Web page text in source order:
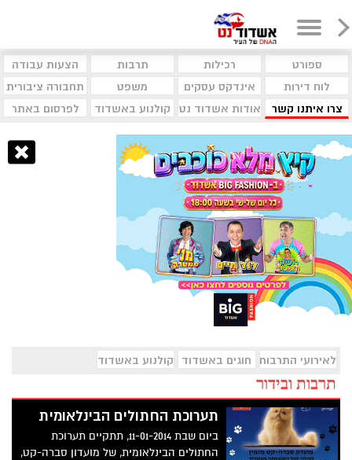
ספורט רכילות תרבות
הצעות עבודה
לוח דירות
אינדקס עסקים משפט
תחבורה ציבורית
צרו איתנו קשר
אודות אשדוד נט קולנוע באשדוד לפרסום באתר
לאירועי התרבות והמופעים בעיר
חוגים באשדוד קולנוע באשדוד
תרבות ובידור
תערוכת החתולים הבינלאומית
ביום שבת 11-01-2014, תתקיים תערוכת
החתולים הבינלאומית, של מועדון סברה-קט,